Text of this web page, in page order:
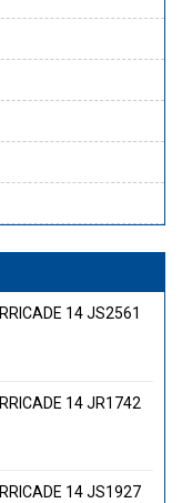
14 JS2561
14 JR1742
14 JS1927